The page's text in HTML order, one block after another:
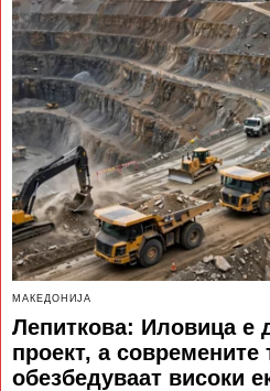
МАКЕДОНИЈА
Лепиткова: Иловица е
проект, а современите
обезбедуваат високи